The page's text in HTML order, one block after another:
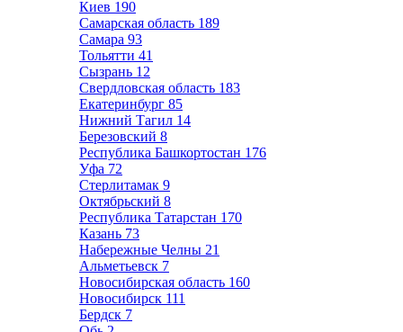
Киев 190
Самарская область 189
Самара 93
Тольятти 41
Сызрань 12
Свердловская область 183
Екатеринбург 85
Нижний Тагил 14
Березовский 8
Республика Башкортостан 176
Уфа 72
Стерлитамак 9
Октябрьский 8
Республика Татарстан 170
Казань 73
Набережные Челны 21
Альметьевск 7
Новосибирская область 160
Новосибирск 111
Бердск 7